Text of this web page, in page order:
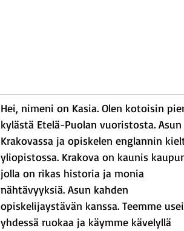
Hei, nimeni on Kasia. Olen kotoisin
kylästä Etelä-Puolan vuoristosta.
Krakovassa ja opiskelen englannin
yliopistossa. Krakova on kaunis
jolla on rikas historia ja monia
nähtävyyksiä. Asun kahden
opiskelijaystävän kanssa. Teemme
yhdessä ruokaa ja käymme kävelyllä